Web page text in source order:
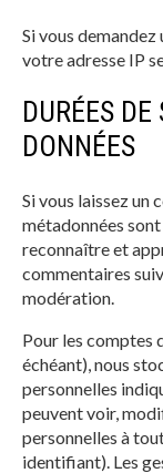
Si vous
votre adresse IP
DURÉES
DONNÉES
Si vous laissez un
métadonnées
reconnaître et
commentaires
modération.
Pour les comptes
échéant), nous
personnelles
peuvent voir,
personnelles à
identifiant). Les